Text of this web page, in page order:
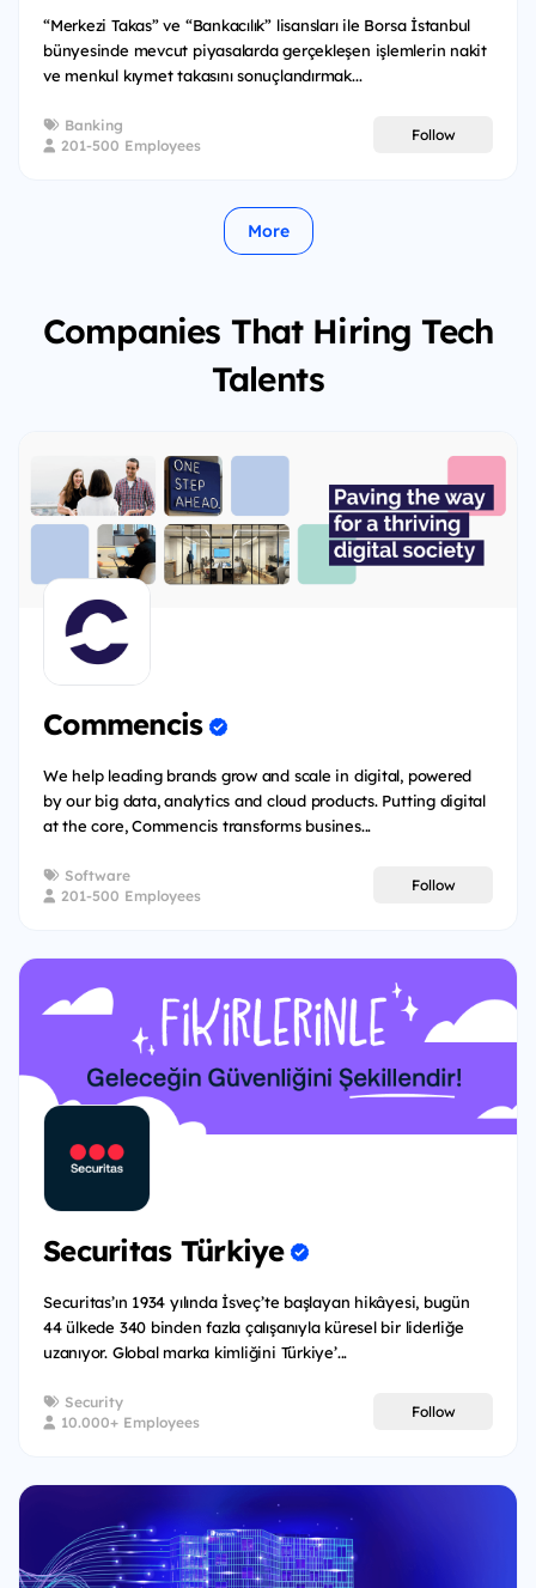
“Merkezi Takas” ve “Bankacılık” lisansları ile Borsa İstanbul
bünyesinde mevcut piyasalarda gerçekleşen işlemlerin nakit
ve menkul kıymet takasını sonuçlandırmak...
Banking
201-500 Employees
Follow
More
Companies That Hiring Tech
Talents
Commencis
We help leading brands grow and scale in digital, powered
by our big data, analytics and cloud products. Putting digital
at the core, Commencis transforms busines...
Software
201-500 Employees
Follow
Securitas Türkiye
Securitas’ın 1934 yılında İsveç’te başlayan hikâyesi, bugün
44 ülkede 340 binden fazla çalışanıyla küresel bir liderliğe
uzanıyor. Global marka kimliğini Türkiye’...
Security
10.000+ Employees
Follow